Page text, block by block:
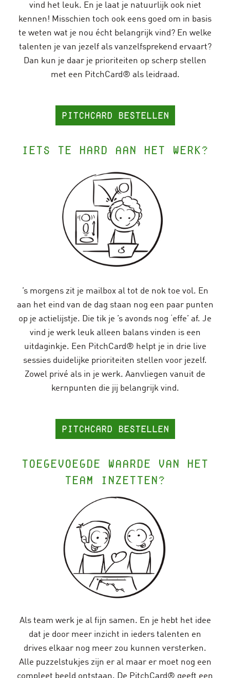
vind het leuk. En je laat je natuurlijk ook niet
kennen! Misschien toch ook eens goed om in basis
te weten wat je nou écht belangrijk vind? En welke
talenten je van jezelf als vanzelfsprekend ervaart?
Dan kun je daar je prioriteiten op scherp stellen
met een PitchCard® als leidraad.
PitchCard bestellen
Iets te hard aan het werk?
’s morgens zit je mailbox al tot de nok toe vol. En
aan het eind van de dag staan nog een paar punten
op je actielijstje. Die tik je ’s avonds nog ‘effe’ af. Je
vind je werk leuk alleen balans vinden is een
uitdaginkje. Een PitchCard® helpt je in drie live
sessies duidelijke prioriteiten stellen voor jezelf.
Zowel privé als in je werk. Aanvliegen vanuit de
kernpunten die jij belangrijk vind.
pitchcard bestellen
Toegevoegde waarde van het
team inzetten?
Als team werk je al fijn samen. En je hebt het idee
dat je door meer inzicht in ieders talenten en
drives elkaar nog meer zou kunnen versterken.
Alle puzzelstukjes zijn er al maar er moet nog een